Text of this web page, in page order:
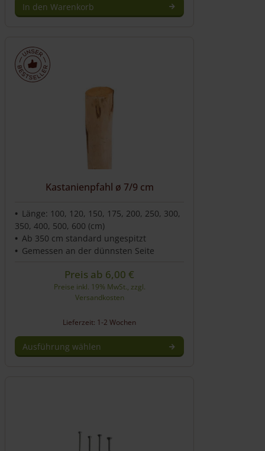
In den Warenkorb
Kastanienpfahl ø 7/9 cm
Länge: 100, 120, 150, 175, 200, 250, 300,
350, 400, 500, 600 (cm)
Ab 350 cm standard ungespitzt
Gemessen an der dünnsten Seite
Preis ab 6,00 €
Preise inkl. 19% MwSt., zzgl.
Versandkosten
Lieferzeit: 1-2 Wochen
Ausführung wählen